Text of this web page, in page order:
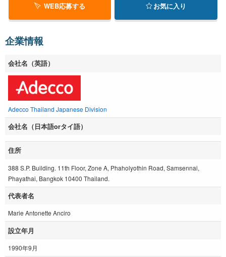
WEB応募する お気に入り
企業情報
会社名（英語）
Adecco Thailand Japanese Division
会社名（日本語orタイ語）
住所
388 S.P. Building. 11th Floor, Zone A, Phaholyothin Road, Samsennai,
Phayathai, Bangkok 10400 Thailand.
代表者名
Marie Antonette Anciro
設立年月
1990年9月